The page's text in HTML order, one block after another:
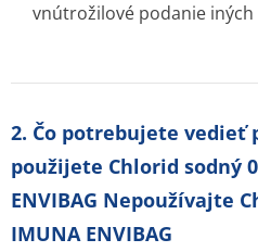
vnútrožilové podanie iných
2. Čo potrebujete vedieť
použijete Chlorid sodný
ENVIBAG Nepoužívajte
IMUNA ENVIBAG